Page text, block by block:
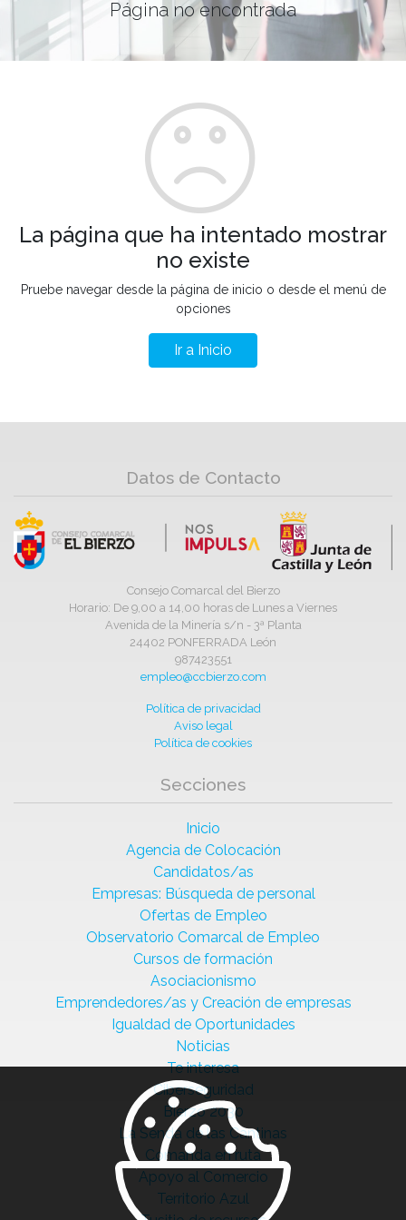
Página no encontrada
La página que ha intentado mostrar
no existe
Pruebe navegar desde la página de inicio o desde el menú de
opciones
Ir a Inicio
Datos de Contacto
Consejo Comarcal del Bierzo
Horario: De 9,00 a 14,00 horas de Lunes a Viernes
Avenida de la Minería s/n - 3ª Planta
24402 PONFERRADA León
987423551
empleo@ccbierzo.com
Política de privacidad
Aviso legal
Política de cookies
Secciones
Inicio
Agencia de Colocación
Candidatos/as
Empresas: Búsqueda de personal
Ofertas de Empleo
Observatorio Comarcal de Empleo
Cursos de formación
Asociacionismo
Emprendedores/as y Creación de empresas
Igualdad de Oportunidades
Noticias
Te interesa
Ciberseguridad
Bierzo 2030
La Senda de las Cantinas
Comanda en ruta
Apoyo al Comercio
Territorio Azul